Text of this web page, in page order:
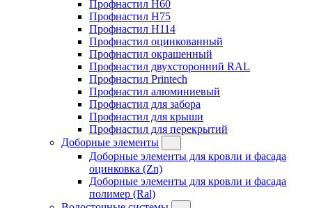
Профнастил H60
Профнастил H75
Профнастил H114
Профнастил оцинкованный
Профнастил окрашенный
Профнастил двухсторонний RAL
Профнастил Printech
Профнастил алюминиевый
Профнастил для забора
Профнастил для крыши
Профнастил для перекрытий
Доборные элементы
Доборные элементы для кровли и фасада
оцинковка (Zn)
Доборные элементы для кровли и фасада
полимер (Ral)